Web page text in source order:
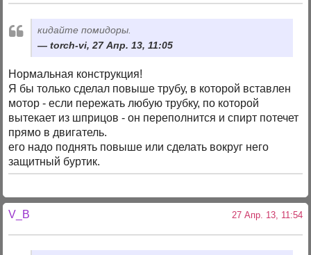
кидайте помидоры.
torch-vi, 27 Апр. 13, 11:05
Нормальная конструкция!
Я бы только сделал повыше трубу, в которой вставлен
мотор - если пережать любую трубку, по которой
вытекает из шприцов - он переполнится и спирт потечет
прямо в двигатель.
его надо поднять повыше или сделать вокруг него
защитный буртик.
V_B 27 Апр. 13, 11:54